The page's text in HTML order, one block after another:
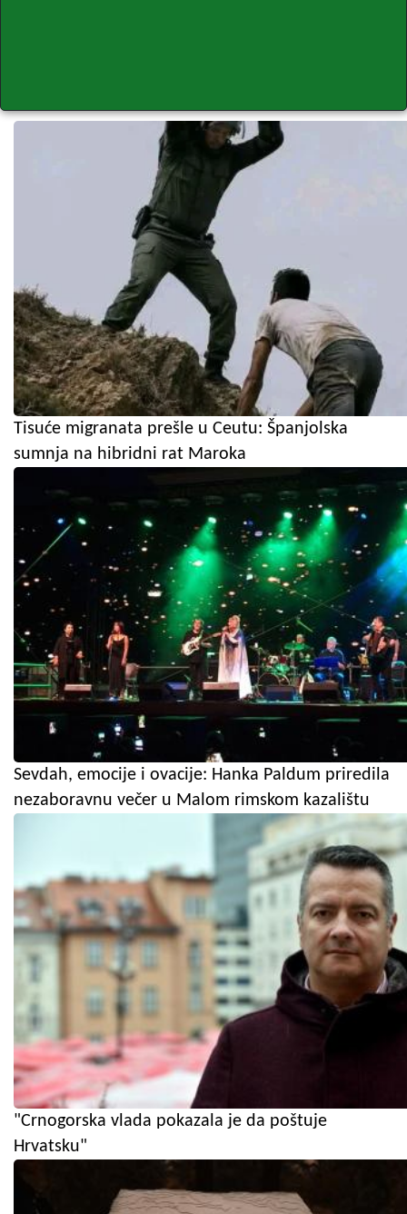
Tisuće migranata prešle u Ceutu: Španjolska
sumnja na hibridni rat Maroka
Sevdah, emocije i ovacije: Hanka Paldum priredila
nezaboravnu večer u Malom rimskom kazalištu
"Crnogorska vlada pokazala je da poštuje
Hrvatsku"